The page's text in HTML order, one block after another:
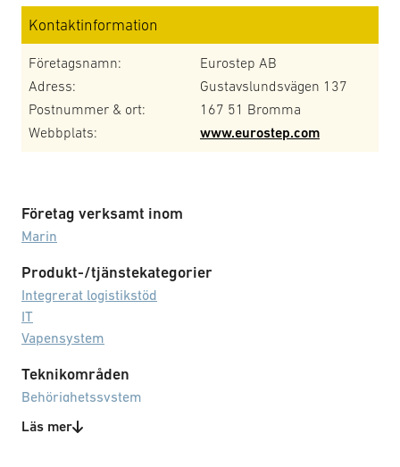
Kontaktinformation
Företagsnamn:
Eurostep AB
Adress:
Gustavslundsvägen 137
Postnummer & ort:
167 51 Bromma
Webbplats:
www.eurostep.com
Företag verksamt inom
Marin
Produkt-/tjänstekategorier
Integrerat logistikstöd
IT
Vapensystem
Teknikområden
Behörighetssystem
Hanteringssystem
Läs mer